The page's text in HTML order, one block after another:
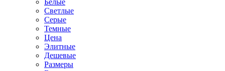
Белые
Светлые
Серые
Темные
Цена
Элитные
Дешевые
Размеры